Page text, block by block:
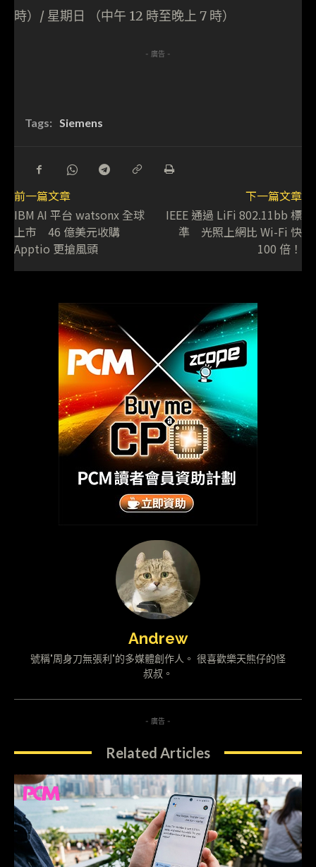
時）/ 星期日 （中午 12 時至晚上 7 時）
- 廣告 -
Tags: Siemens
前一篇文章
IBM AI 平台 watsonx 全球
上市 46 億美元收購
Apptio 更搶風頭
下一篇文章
IEEE 通過 LiFi 802.11bb 標
準 光照上網比 Wi-Fi 快
100 倍！
Andrew
號稱"周身刀無張利"的多媒體創作人。 很喜歡樂天熊仔的怪
叔叔。
- 廣告 -
Related Articles